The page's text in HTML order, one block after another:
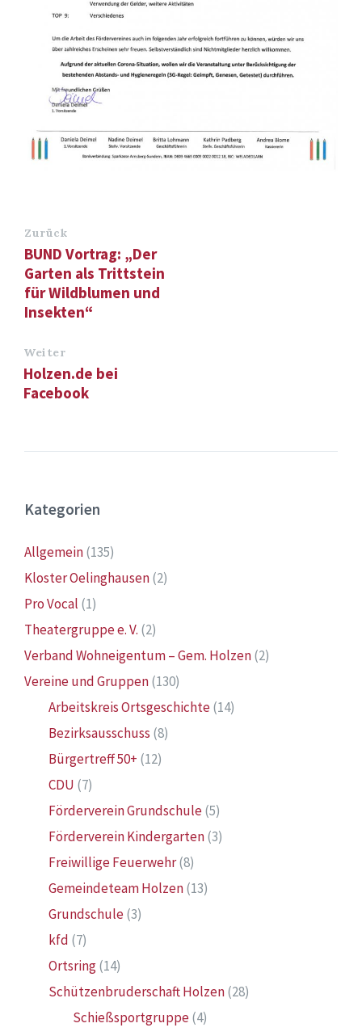
Zurück
BUND Vortrag: „Der
Garten als Trittstein
für Wildblumen und
Insekten“
Weiter
Holzen.de bei
Facebook
Kategorien
Allgemein(135)
Kloster Oelinghausen(2)
Pro Vocal (1)
Theatergruppe e. V. (2)
Verband Wohneigentum – Gem. Holzen(2)
Vereine und Gruppen(130)
Arbeitskreis Ortsgeschichte(14)
Bezirksausschuss (8)
Bürgertreff 50+ (12)
CDU (7)
Förderverein Grundschule(5)
Förderverein Kindergarten(3)
Freiwillige Feuerwehr(8)
Gemeindeteam Holzen(13)
Grundschule(3)
kfd (7)
Ortsring(14)
Schützenbruderschaft Holzen(28)
Schießsportgruppe(4)